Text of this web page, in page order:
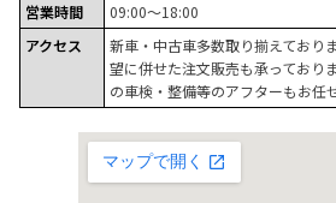
営業時間
09:00～18:00
アクセス
新車・中古車多数取り揃えており
望に併せた注文販売も承っており
の車検・整備等のアフターもお任